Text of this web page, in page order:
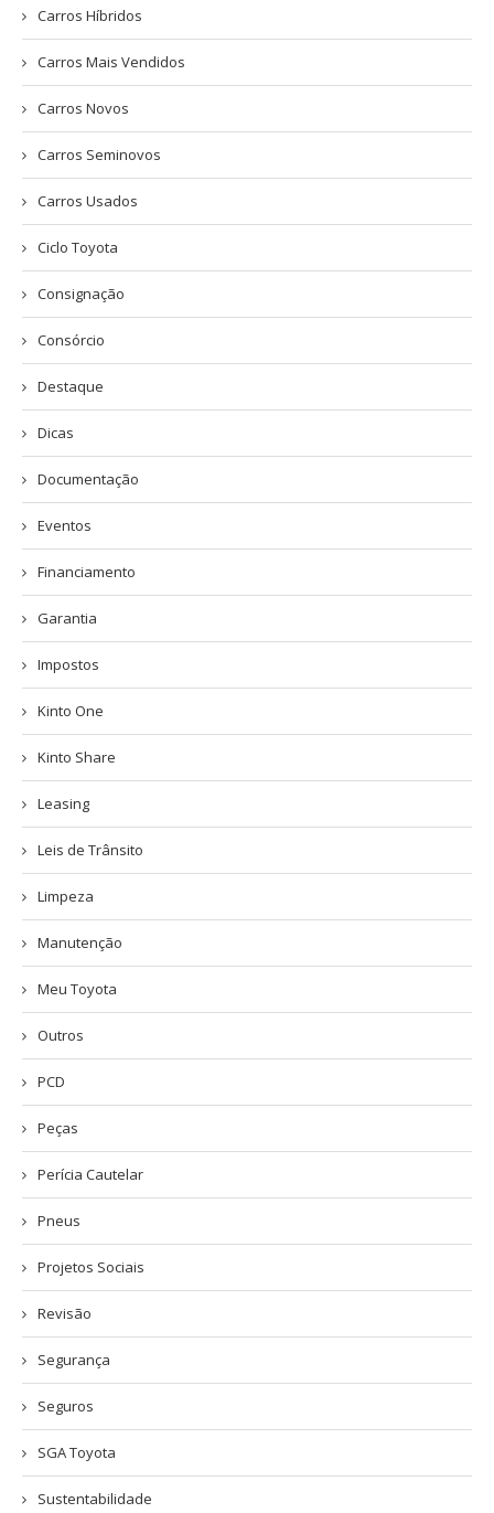
Carros Híbridos
Carros Mais Vendidos
Carros Novos
Carros Seminovos
Carros Usados
Ciclo Toyota
Consignação
Consórcio
Destaque
Dicas
Documentação
Eventos
Financiamento
Garantia
Impostos
Kinto One
Kinto Share
Leasing
Leis de Trânsito
Limpeza
Manutenção
Meu Toyota
Outros
PCD
Peças
Perícia Cautelar
Pneus
Projetos Sociais
Revisão
Segurança
Seguros
SGA Toyota
Sustentabilidade